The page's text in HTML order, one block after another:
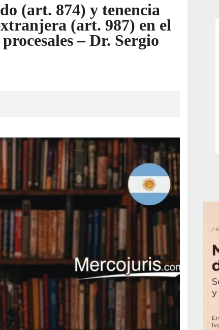
(art. 874) y tenencia
(art. 987) en el
– Dr. Sergio